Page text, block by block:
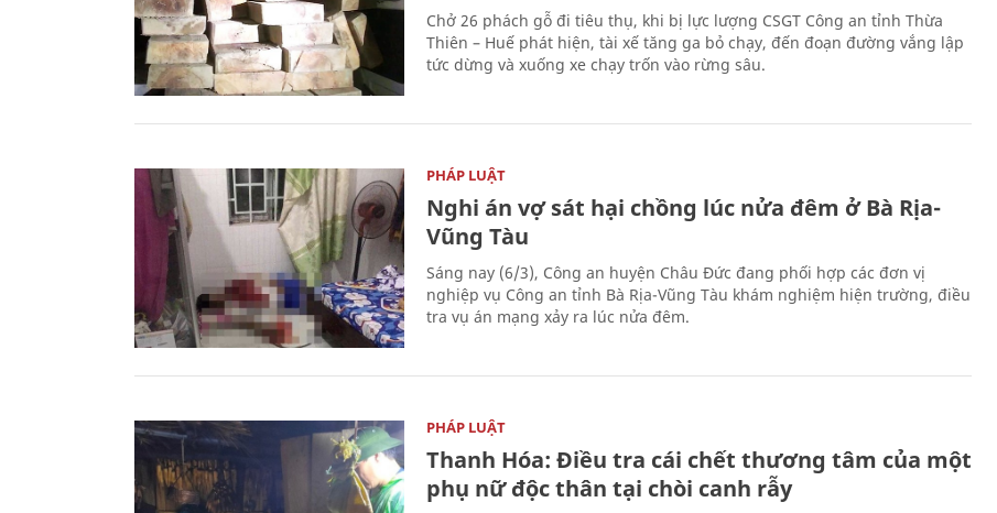
Chở 26 phách gỗ đi tiêu thụ, khi bị lực lượng CSGT Công an tỉnh Thừa
Thiên – Huế phát hiện, tài xế tăng ga bỏ chạy, đến đoạn đường vắng lập
tức dừng và xuống xe chạy trốn vào rừng sâu.
PHÁP LUẬT
Nghi án vợ sát hại chồng lúc nửa đêm ở Bà Rịa-
Vũng Tàu
Sáng nay (6/3), Công an huyện Châu Đức đang phối hợp các đơn vị
nghiệp vụ Công an tỉnh Bà Rịa-Vũng Tàu khám nghiệm hiện trường, điều
tra vụ án mạng xảy ra lúc nửa đêm.
PHÁP LUẬT
Thanh Hóa: Điều tra cái chết thương tâm của một
phụ nữ độc thân tại chòi canh rẫy